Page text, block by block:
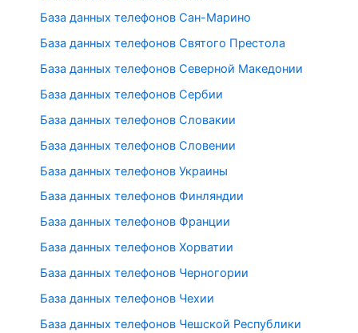
База данных телефонов Сан-Марино
База данных телефонов Святого Престола
База данных телефонов Северной Македонии
База данных телефонов Сербии
База данных телефонов Словакии
База данных телефонов Словении
База данных телефонов Украины
База данных телефонов Финляндии
База данных телефонов Франции
База данных телефонов Хорватии
База данных телефонов Черногории
База данных телефонов Чехии
База данных телефонов Чешской Республики